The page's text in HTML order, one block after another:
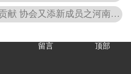
下一条：环卫清洁做贡献 协会又添新成员之河南开拓中瑞物业服务有限公司
留言 顶部